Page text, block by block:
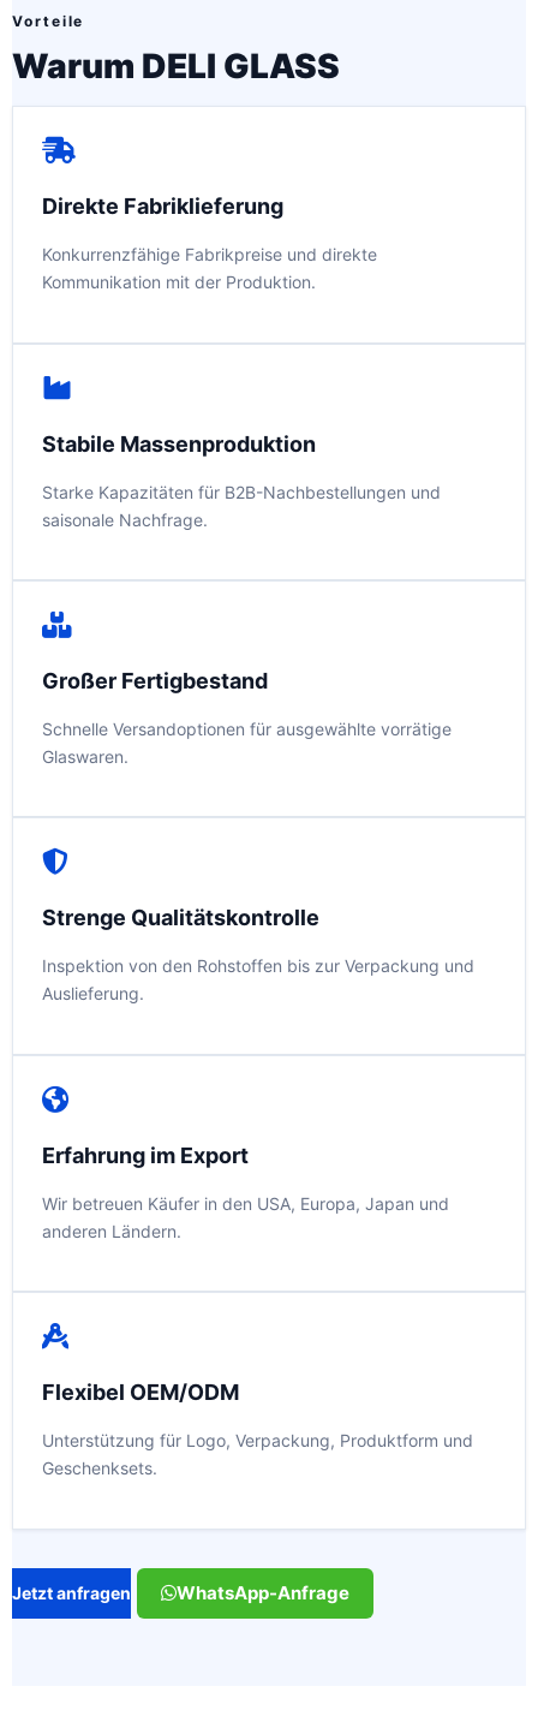
Vorteile
Warum DELI GLASS
Direkte Fabriklieferung
Konkurrenzfähige Fabrikpreise und direkte
Kommunikation mit der Produktion.
Stabile Massenproduktion
Starke Kapazitäten für B2B-Nachbestellungen und
saisonale Nachfrage.
Großer Fertigbestand
Schnelle Versandoptionen für ausgewählte vorrätige
Glaswaren.
Strenge Qualitätskontrolle
Inspektion von den Rohstoffen bis zur Verpackung und
Auslieferung.
Erfahrung im Export
Wir betreuen Käufer in den USA, Europa, Japan und
anderen Ländern.
Flexibel OEM/ODM
Unterstützung für Logo, Verpackung, Produktform und
Geschenksets.
Jetzt anfragen WhatsApp-Anfrage